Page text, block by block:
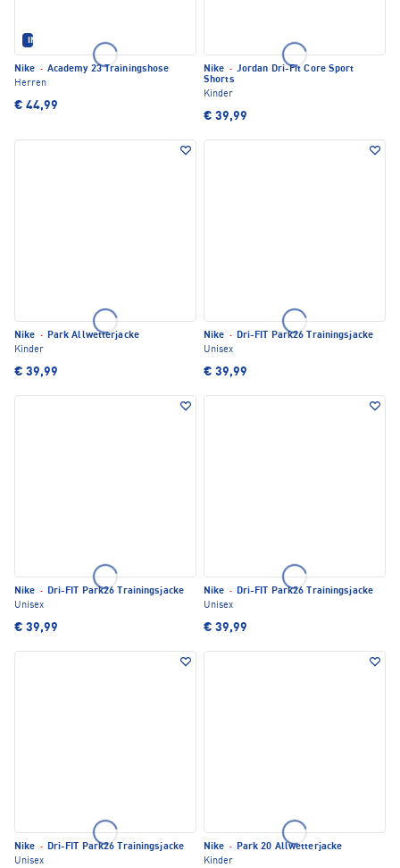
IM SET ERHÄLTLICH
Nike · Academy 23 Trainingshose
Herren
€ 44,99
Nike · Jordan Dri-Fit Core Sport
Shorts
Kinder
€ 39,99
Nike · Park Allwetterjacke
Kinder
€ 39,99
Nike · Dri-FIT Park26 Trainingsjacke
Unisex
€ 39,99
Nike · Dri-FIT Park26 Trainingsjacke
Unisex
€ 39,99
Nike · Dri-FIT Park26 Trainingsjacke
Unisex
€ 39,99
Nike · Dri-FIT Park26 Trainingsjacke
Unisex
Nike · Park 20 Allwetterjacke
Kinder